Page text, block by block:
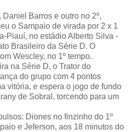
Barros e outro no 2º,
o Sampaio de virada por 2 x 1
Piauí, no estádio Alberto Silva -
Brasileiro da Série D. O
Wescley, no 1º tempo.
na Série D, o Trator do
do grupo com 4 pontos
vitória, e espera o jogo de fundo
de Sobral, torcendo para um
Diones no finzinho do 1º
e Jeferson, aos 18 minutos do